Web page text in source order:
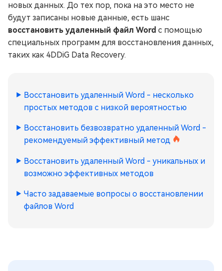
новых данных. До тех пор, пока на это место не
будут записаны новые данные, есть шанс
восстановить удаленный файл Word с помощью
специальных программ для восстановления данных,
таких как 4DDiG Data Recovery.
Восстановить удаленный Word - несколько
простых методов с низкой вероятностью
Восстановить безвозвратно удаленный Word -
рекомендуемый эффективный метод
Восстановить удаленный Word - уникальных и
возможно эффективных методов
Часто задаваемые вопросы о восстановлении
файлов Word